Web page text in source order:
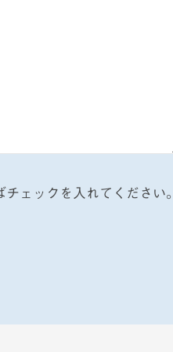
ェックを入れてください。